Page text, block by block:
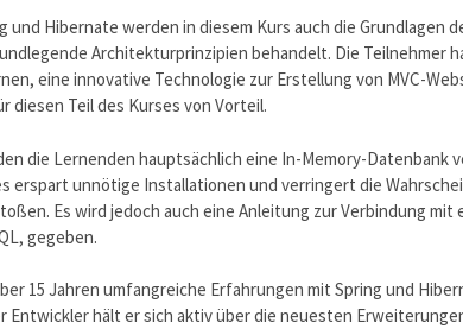
und Hibernate werden in diesem Kurs auch die Grundlagen
Architekturprinzipien behandelt. Die Teilnehmer
eine innovative Technologie zur Erstellung von MVC-
diesen Teil des Kurses von Vorteil.
die Lernenden hauptsächlich eine In-Memory-Datenbank
erspart unnötige Installationen und verringert die
Es wird jedoch auch eine Anleitung zur Verbindung mit
gegeben.
15 Jahren umfangreiche Erfahrungen mit Spring und
Entwickler hält er sich aktiv über die neuesten